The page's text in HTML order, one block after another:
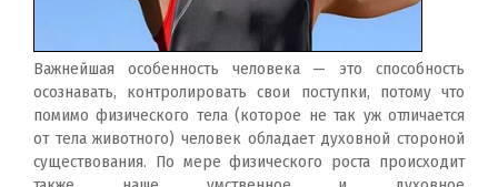
Важнейшая особенность человека — это способность
осознавать, контролировать свои поступки, потому что
помимо физического тела (которое не так уж отличается
от тела животного) человек обладает духовной стороной
существования. По мере физического роста происходит